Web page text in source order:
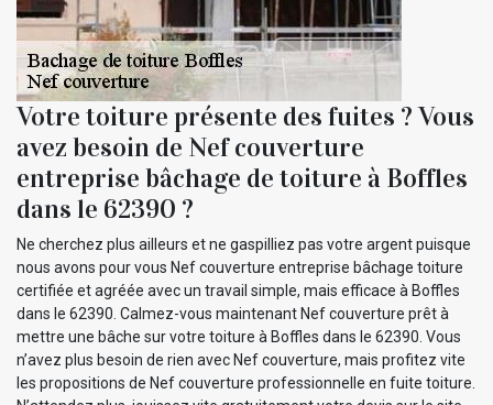
Votre toiture présente des fuites ? Vous
avez besoin de Nef couverture
entreprise bâchage de toiture à Boffles
dans le 62390 ?
Ne cherchez plus ailleurs et ne gaspilliez pas votre argent puisque
nous avons pour vous Nef couverture entreprise bâchage toiture
certifiée et agréée avec un travail simple, mais efficace à Boffles
dans le 62390. Calmez-vous maintenant Nef couverture prêt à
mettre une bâche sur votre toiture à Boffles dans le 62390. Vous
n’avez plus besoin de rien avec Nef couverture, mais profitez vite
les propositions de Nef couverture professionnelle en fuite toiture.